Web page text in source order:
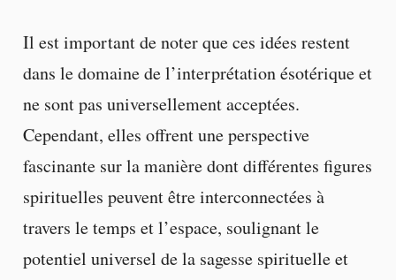
Il est important de noter que ces idées restent
dans le domaine de l’interprétation ésotérique et
ne sont pas universellement acceptées.
Cependant, elles offrent une perspective
fascinante sur la manière dont différentes figures
spirituelles peuvent être interconnectées à
travers le temps et l’espace, soulignant le
potentiel universel de la sagesse spirituelle et